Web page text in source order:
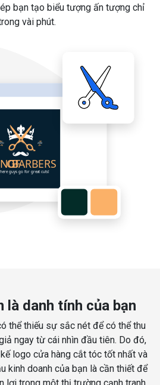
bạn tạo biểu tượng ấn tượng chỉ
vài phút.
là danh tính của bạn
thể thiếu sự sắc nét để có thể thu
ngay từ cái nhìn đầu tiên. Do đó,
logo cửa hàng cắt tóc tốt nhất và
kinh doanh của bạn là cần thiết để